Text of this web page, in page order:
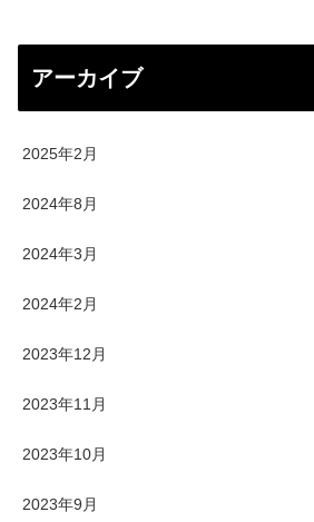
アーカイブ
2025年2月
2024年8月
2024年3月
2024年2月
2023年12月
2023年11月
2023年10月
2023年9月